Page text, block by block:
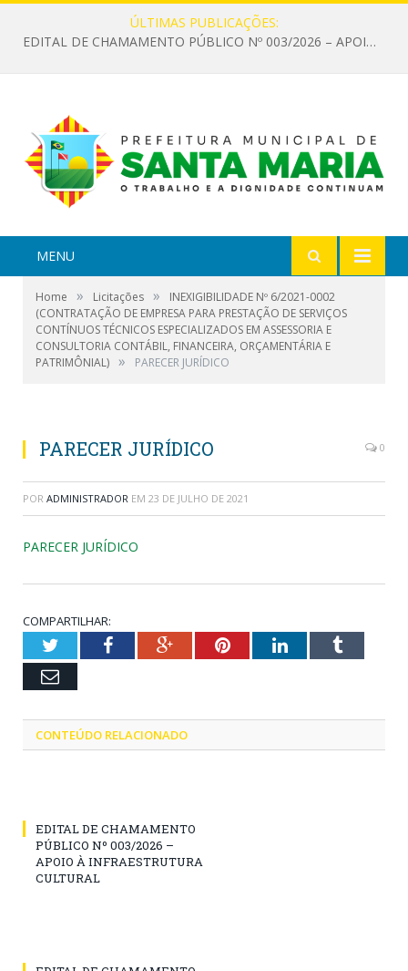
ÚLTIMAS PUBLICAÇÕES:
EDITAL DE CHAMAMENTO PÚBLICO Nº 003/2026 – APOIO À INFRAESTRUTURA CULTURAL
MENU
Home » Licitações »
INEXIGIBILIDADE Nº 6/2021-0002
(CONTRATAÇÃO DE EMPRESA PARA PRESTAÇÃO DE SERVIÇOS
CONTÍNUOS TÉCNICOS ESPECIALIZADOS EM ASSESSORIA E
CONSULTORIA CONTÁBIL, FINANCEIRA, ORÇAMENTÁRIA E
PATRIMÔNIAL) » PARECER JURÍDICO
PARECER JURÍDICO 0
POR ADMINISTRADOR EM 23 DE JULHO DE 2021
PARECER JURÍDICO
COMPARTILHAR:
TwitterFacebookGoogle+PinterestLinkedInTumblr
Email
CONTEÚDO RELACIONADO
EDITAL DE CHAMAMENTO
PÚBLICO Nº 003/2026 –
APOIO À INFRAESTRUTURA
CULTURAL